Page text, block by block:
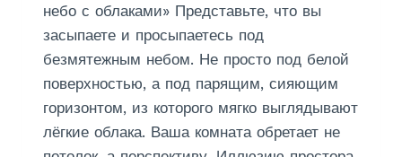
А
Н
А
У
Х
небо с облаками» Представьте, что вы
засыпаете и просыпаетесь под
безмятежным небом. Не просто под белой
поверхностью, а под парящим, сияющим
горизонтом, из которого мягко выглядывают
лёгкие облака. Ваша комната обретает не